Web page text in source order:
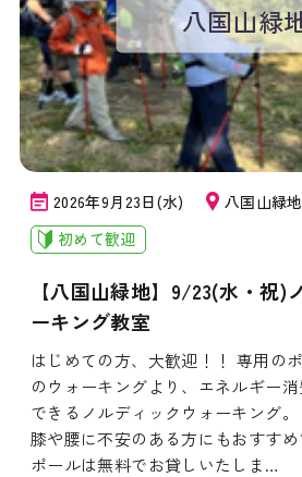
八国山緑
2026年9月23日(水)
八国山緑地
初めて歓迎
【八国山緑地】9/23(水・祝)
ーキング教室
はじめての方、大歓迎！！ 専用の
のウォーキングより、エネルギー
できるノルディックウォーキング。
膝や腰に不安のある方にもおすす
ポールは無料でお貸しいたしま…